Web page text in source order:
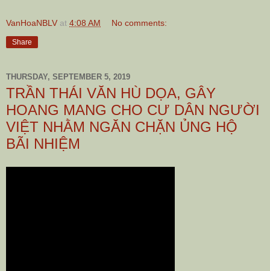
VanHoaNBLV at 4:08 AM No comments:
Share
THURSDAY, SEPTEMBER 5, 2019
TRẦN THÁI VĂN HÙ DỌA, GÂY
HOANG MANG CHO CƯ DÂN NGƯỜI
VIỆT NHẰM NGĂN CHẶN ỦNG HỘ
BÃI NHIỆM